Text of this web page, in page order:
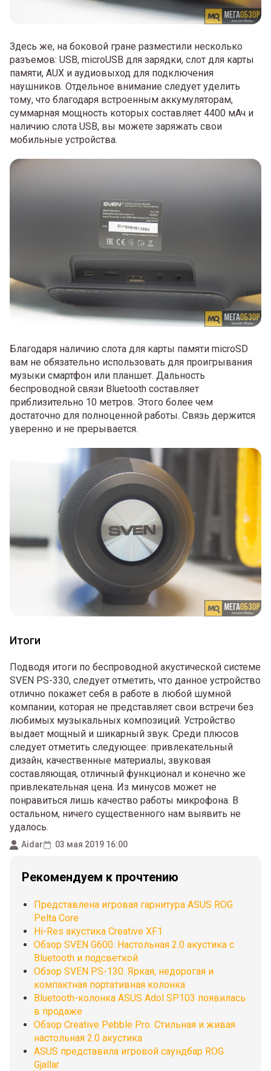
Здесь же, на боковой гране разместили несколько
разъемов: USB, microUSB для зарядки, слот для карты
памяти, AUX и аудиовыход для подключения
наушников. Отдельное внимание следует уделить
тому, что благодаря встроенным аккумуляторам,
суммарная мощность которых составляет 4400 мАч и
наличию слота USB, вы можете заряжать свои
мобильные устройства.
Благодаря наличию слота для карты памяти microSD
вам не обязательно использовать для проигрывания
музыки смартфон или планшет. Дальность
беспроводной связи Bluetooth составляет
приблизительно 10 метров. Этого более чем
достаточно для полноценной работы. Связь держится
уверенно и не прерывается.
Итоги
Подводя итоги по беспроводной акустической системе
SVEN PS-330, следует отметить, что данное устройство
отлично покажет себя в работе в любой шумной
компании, которая не представляет свои встречи без
любимых музыкальных композиций. Устройство
выдает мощный и шикарный звук. Среди плюсов
следует отметить следующее: привлекательный
дизайн, качественные материалы, звуковая
составляющая, отличный функционал и конечно же
привлекательная цена. Из минусов может не
понравиться лишь качество работы микрофона. В
остальном, ничего существенного нам выявить не
удалось.
Aidar 03 мая 2019 16:00
Рекомендуем к прочтению
Представлена игровая гарнитура ASUS ROG
Pelta Core
Hi-Res акустика Creative XF1
Обзор SVEN G600. Настольная 2.0 акустика с
Bluetooth и подсветкой
Обзор SVEN PS-130. Яркая, недорогая и
компактная портативная колонка
Bluetooth-колонка ASUS Adol SP103 появилась
в продаже
Обзор Creative Pebble Pro. Стильная и живая
настольная 2.0 акустика
ASUS представила игровой саундбар ROG
Gjallar